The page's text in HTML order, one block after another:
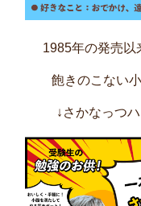
1985年の発売以
飽きのこない
↓さかなっつ